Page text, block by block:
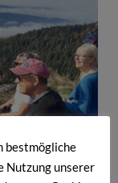
bestmögliche
Nutzung unserer